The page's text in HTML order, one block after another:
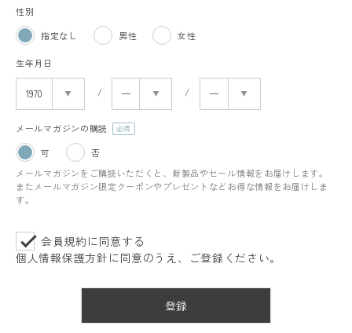
性別
指定なし
男性 女性
生年月日
メールマガジンの購読
可
否
メールマガジンをご購読いただくと、新製品やセール情報をお届けします。
またメールマガジン限定クーポンやプレゼントなどお得な情報をお届けしま
す。
会員規約 に同意する
個人情報保護方針 に同意のうえ、ご登録ください。
登録